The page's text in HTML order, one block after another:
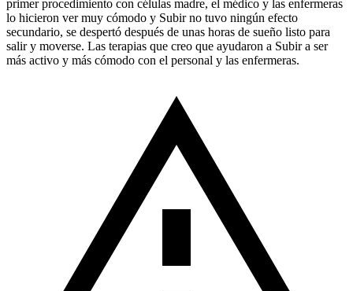
primer procedimiento con células madre, el médico y las enfermeras
lo hicieron ver muy cómodo y Subir no tuvo ningún efecto
secundario, se despertó después de unas horas de sueño listo para
salir y moverse. Las terapias que creo que ayudaron a Subir a ser
más activo y más cómodo con el personal y las enfermeras.